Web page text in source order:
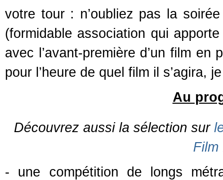
votre tour : n’oubliez pas la
(formidable association qui
avec l’avant-première d’un film en
pour l’heure de quel film il s’agira,
Au
Découvrez aussi la sélection sur
Film
- une compétition de longs